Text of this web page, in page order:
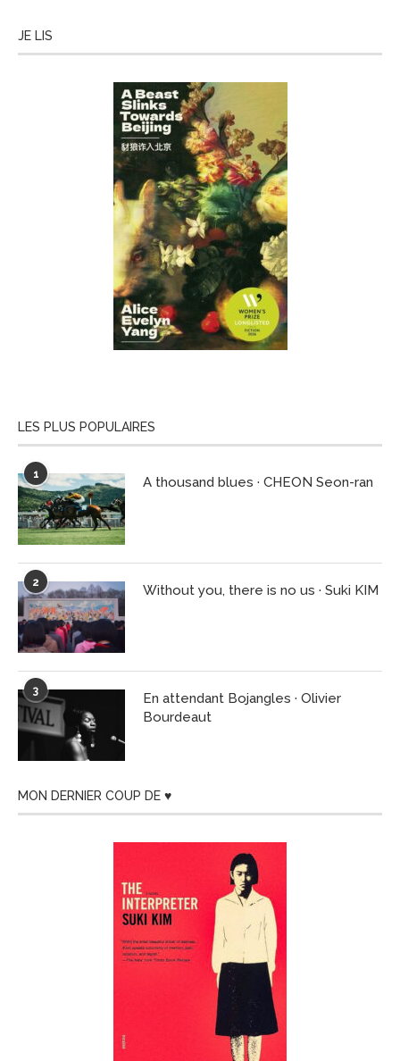
JE LIS
LES PLUS POPULAIRES
1 A thousand blues · CHEON Seon-ran
2 Without you, there is no us · Suki KIM
3
En attendant Bojangles · Olivier
Bourdeaut
MON DERNIER COUP DE ♥